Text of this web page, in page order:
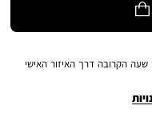
הקרובה דרך האיזור האישי